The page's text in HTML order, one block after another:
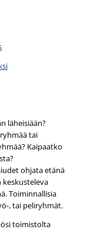
läheisiään?
tai
Kaipaatko
ohjata etänä
Toiminnallisia
, tai peliryhmät.
toimistolta